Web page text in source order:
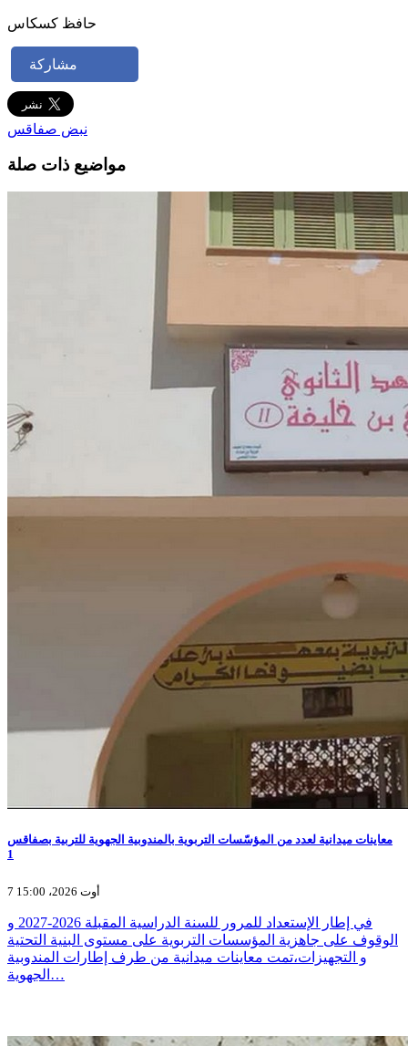
حافظ كسكاس
مشاركة
نبض صفاقس
مواضيع ذات صلة
معاينات ميدانية لعدد من المؤسّسات التربوية بالمندوبية الجهوية للتربية بصفاقس
1
7 أوت 2026، 15:00
في إطار الإستعداد للمرور للسنة الدراسية المقبلة 2026-2027 و
الوقوف على جاهزية المؤسسات التربوية على مستوى البنية التحتية
و التجهيزات،تمت معاينات ميدانية من طرف إطارات المندوبية
الجهوية…